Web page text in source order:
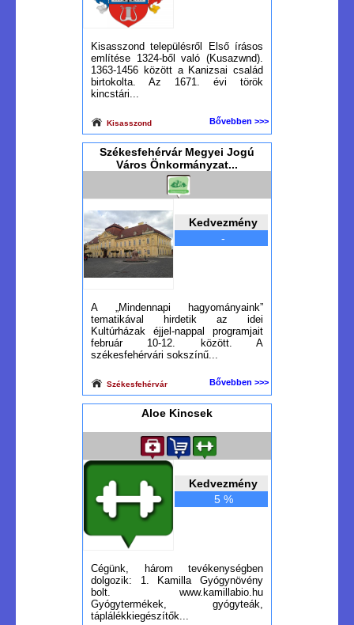
Kisasszond településről Első írásos
említése 1324-ből való (Kusazwnd).
1363-1456 között a Kanizsai család
birtokolta. Az 1671. évi török
kincstári...
Kisasszond Bővebben >>>
Székesfehérvár Megyei Jogú
Város Önkormányzat...
Kedvezmény
-
A „Mindennapi hagyományaink”
tematikával hirdetik az idei
Kultúrházak éjjel-nappal programjait
február 10-12. között. A
székesfehérvári sokszínű...
Székesfehérvár Bővebben >>>
Aloe Kincsek
Kedvezmény
5 %
Cégünk, három tevékenységben
dolgozik: 1. Kamilla Gyógynövény
bolt. www.kamillabio.hu
Gyógytermékek, gyógyteák,
táplálékkiegészítők...